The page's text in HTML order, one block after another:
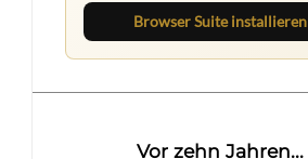
Browser Suite installieren
Vor zehn Jahren...